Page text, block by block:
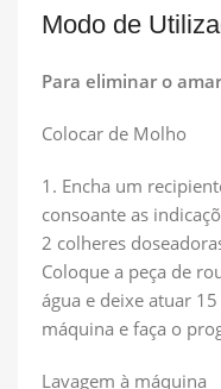
Modo de
Para eliminar o
Colocar de Molho
1. Encha um
consoante as
2 colheres
Coloque a peça de
água e deixe atuar
máquina e faça o
Lavagem à máquina